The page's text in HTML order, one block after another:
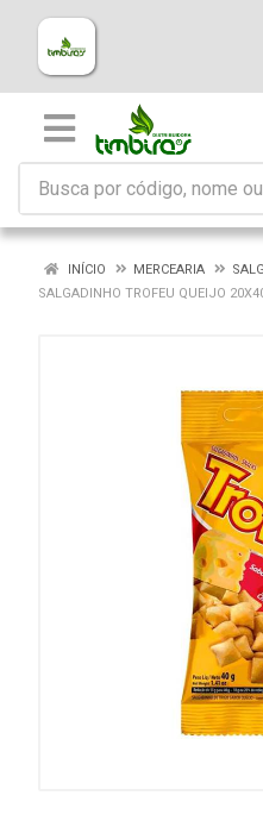
INÍCIO MERCEARIA
SALGADINHO TROFEU QUEIJO